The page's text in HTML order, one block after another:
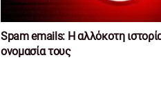
Spam emails: Η αλλόκοτη
ονομασία τους